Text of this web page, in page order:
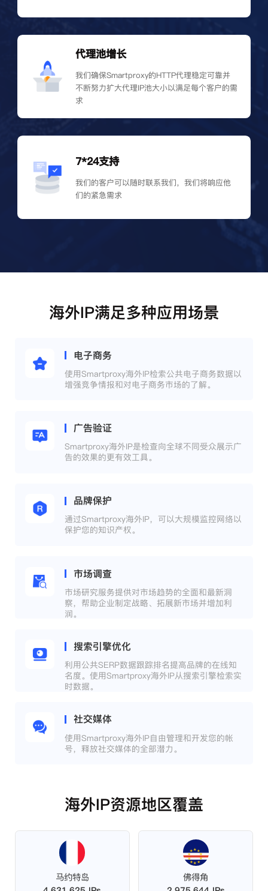
代理池增长
我们确保Smartproxy的HTTP代理稳定可靠并
不断努力扩大代理IP池大小以满足每个客户的需
求
7*24支持
我们的客户可以随时联系我们，我们将响应他
们的紧急需求
海外IP满足多种应用场景
电子商务
使用Smartproxy海外IP检索公共电子商务数据以
增强竞争情报和对电子商务市场的了解。
广告验证
Smartproxy海外IP是检查向全球不同受众展示广
告的效果的更有效工具。
品牌保护
通过Smartproxy海外IP，可以大规模监控网络以
保护您的知识产权。
市场调查
市场研究服务提供对市场趋势的全面和最新洞
察，帮助企业制定战略、拓展新市场并增加利
润。
搜索引擎优化
利用公共SERP数据跟踪排名提高品牌的在线知
名度。使用Smartproxy海外IP从搜索引擎检索实
时数据。
社交媒体
使用Smartproxy海外IP自由管理和开发您的帐
号，释放社交媒体的全部潜力。
海外IP资源地区覆盖
马约特岛
佛得角